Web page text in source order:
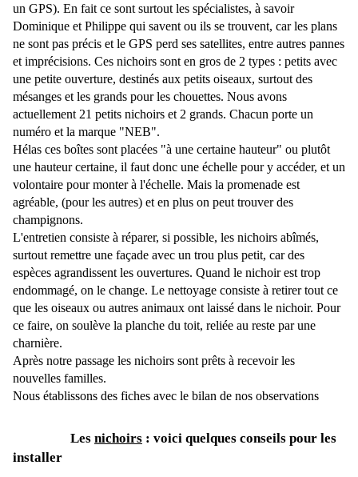
un GPS). En fait ce sont surtout les spécialistes, à savoir
Dominique et Philippe qui savent ou ils se trouvent, car les plans
ne sont pas précis et le GPS perd ses satellites, entre autres pannes
et imprécisions. Ces nichoirs sont en gros de 2 types : petits avec
une petite ouverture, destinés aux petits oiseaux, surtout des
mésanges et les grands pour les chouettes. Nous avons
actuellement 21 petits nichoirs et 2 grands. Chacun porte un
numéro et la marque "NEB".
Hélas ces boîtes sont placées "à une certaine hauteur" ou plutôt
une hauteur certaine, il faut donc une échelle pour y accéder, et un
volontaire pour monter à l'échelle. Mais la promenade est
agréable, (pour les autres) et en plus on peut trouver des
champignons.
L'entretien consiste à réparer, si possible, les nichoirs abîmés,
surtout remettre une façade avec un trou plus petit, car des
espèces agrandissent les ouvertures. Quand le nichoir est trop
endommagé, on le change. Le nettoyage consiste à retirer tout ce
que les oiseaux ou autres animaux ont laissé dans le nichoir. Pour
ce faire, on soulève la planche du toit, reliée au reste par une
charnière.
Après notre passage les nichoirs sont prêts à recevoir les
nouvelles familles.
Nous établissons des fiches avec le bilan de nos observations
Les nichoirs : voici quelques conseils pour les
installer